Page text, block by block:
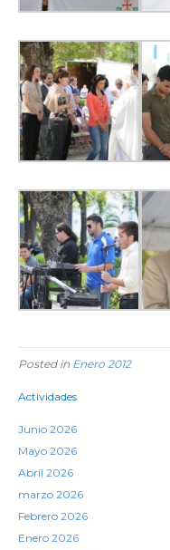
Posted in Enero 2012
Actividades
Junio 2026
Mayo 2026
Abril 2026
marzo 2026
Febrero 2026
Enero 2026